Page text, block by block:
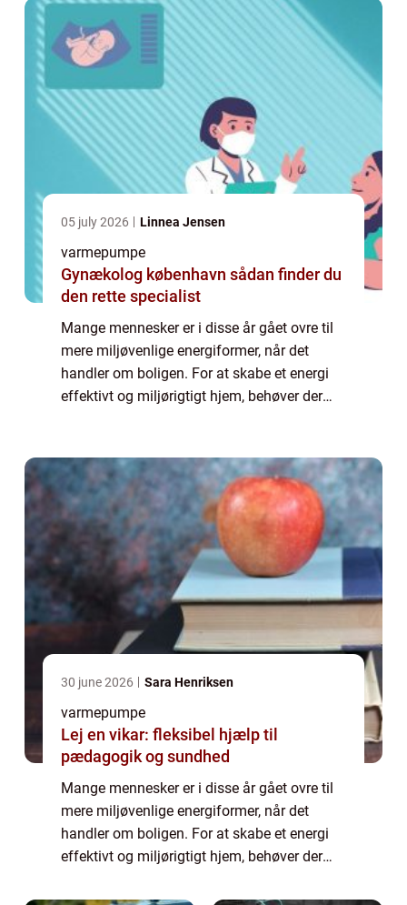
05 july 2026 Linnea Jensen
varmepumpe
Gynækolog københavn sådan finder du
den rette specialist
Mange mennesker er i disse år gået ovre til
mere miljøvenlige energiformer, når det
handler om boligen. For at skabe et energi
effektivt og miljørigtigt hjem, behøver der
30 june 2026 Sara Henriksen
varmepumpe
Lej en vikar: fleksibel hjælp til
pædagogik og sundhed
Mange mennesker er i disse år gået ovre til
mere miljøvenlige energiformer, når det
handler om boligen. For at skabe et energi
effektivt og miljørigtigt hjem, behøver der